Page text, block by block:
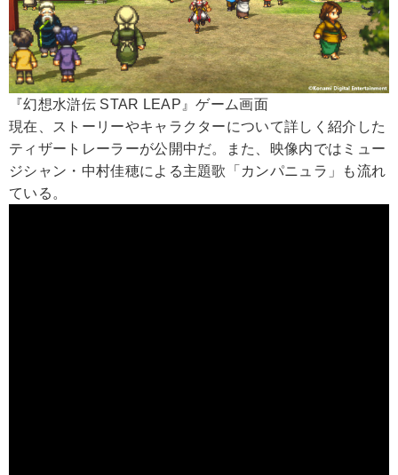
『幻想水滸伝 STAR LEAP』ゲーム画面
現在、ストーリーやキャラクターについて詳しく紹介した
ティザートレーラーが公開中だ。また、映像内ではミュー
ジシャン・中村佳穂による主題歌「カンパニュラ」も流れ
ている。